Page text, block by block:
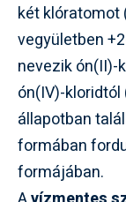
két klóratomot
vegyületben
nevezik ón(II)-
ón(IV)-kloridtól
állapotban
formában
formájában.